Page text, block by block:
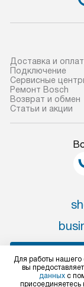
Доставка и
Подключение
Сервисные
Ремонт Bosch
Возврат и обмен
Статьи и акции
Для работы нашего
вы
данных с
присоединяетесь